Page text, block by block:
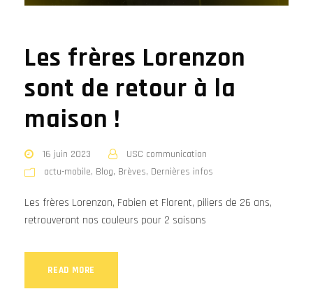
Les frères Lorenzon
sont de retour à la
maison !
16 juin 2023
USC communication
actu-mobile, Blog, Brèves, Dernières infos
Les frères Lorenzon, Fabien et Florent, piliers de 26 ans,
retrouveront nos couleurs pour 2 saisons
READ MORE